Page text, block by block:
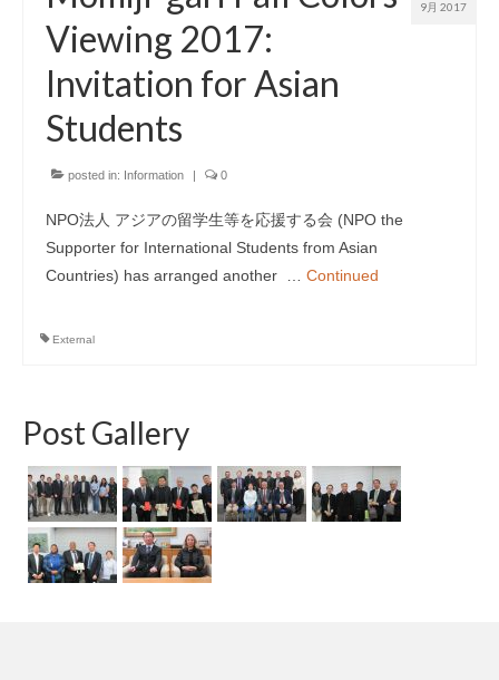
9月 2017
Viewing 2017:
Invitation for Asian
Students
posted in: Information | 0
NPO法人 アジアの留学生等を応援する会 (NPO the
Supporter for International Students from Asian
Countries) has arranged another … Continued
External
Post Gallery